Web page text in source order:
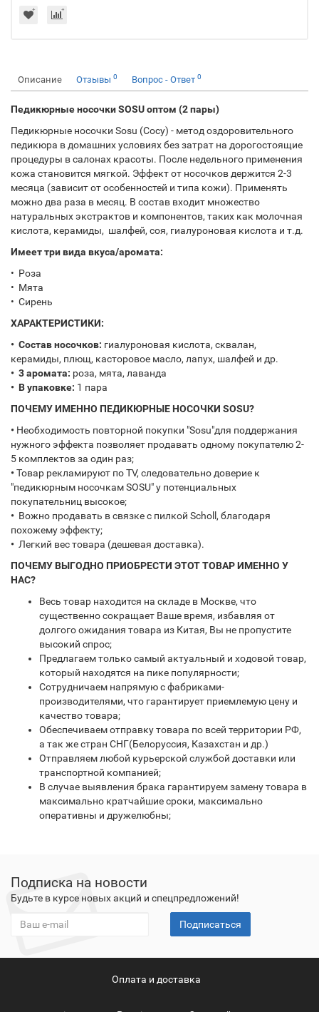
Описание Отзывы 0 Вопрос - Ответ 0
Педикюрные носочки SOSU оптом (2 пары)
Педикюрные носочки Sosu (Сосу) - метод оздоровительного
педикюра в домашних условиях без затрат на дорогостоящие
процедуры в салонах красоты. После недельного применения
кожа становится мягкой. Эффект от носочков держится 2-3
месяца (зависит от особенностей и типа кожи). Применять
можно два раза в месяц. В состав входит множество
натуральных экстрактов и компонентов, таких как молочная
кислота, керамиды, шалфей, соя, гиалуроновая кислота и т.д.
Имеет три вида вкуса/аромата:
• Роза
• Мята
• Сирень
ХАРАКТЕРИСТИКИ:
• Состав носочков: гиалуроновая кислота, сквалан,
керамиды, плющ, касторовое масло, лапух, шалфей и др.
• 3 аромата: роза, мята, лаванда
• В упаковке: 1 пара
ПОЧЕМУ ИМЕННО ПЕДИКЮРНЫЕ НОСОЧКИ SOSU?
• Необходимость повторной покупки "Sosu"для поддержания
нужного эффекта позволяет продавать одному покупателю 2-
5 комплектов за один раз;
•Товар рекламируют по TV, следовательно доверие к
"педикюрным носочкам SOSU" у потенциальных
покупательниц высокое;
• Вожно продавать в связке с пилкой Scholl, благодаря
похожему эффекту;
• Легкий вес товара (дешевая доставка).
ПОЧЕМУ ВЫГОДНО ПРИОБРЕСТИ ЭТОТ ТОВАР ИМЕННО У
НАС?
Весь товар находится на складе в Москве, что
существенно сокращает Ваше время, избавляя от
долгого ожидания товара из Китая, Вы не пропустите
высокий спрос;
Предлагаем только самый актуальный и ходовой товар,
который находятся на пике популярности;
Сотрудничаем напрямую с фабриками-
производителями, что гарантирует приемлемую цену и
качество товара;
Обеспечиваем отправку товара по всей территории РФ,
а так же стран СНГ(Белоруссия, Казахстан и др.)
Отправляем любой курьерской службой доставки или
транспортной компанией;
В случае выявления брака гарантируем замену товара в
максимально кратчайшие сроки, максимально
оперативны и дружелюбны;
Подписка на новости
Будьте в курсе новых акций и спецпредложений!
Подписаться
Оплата и доставка